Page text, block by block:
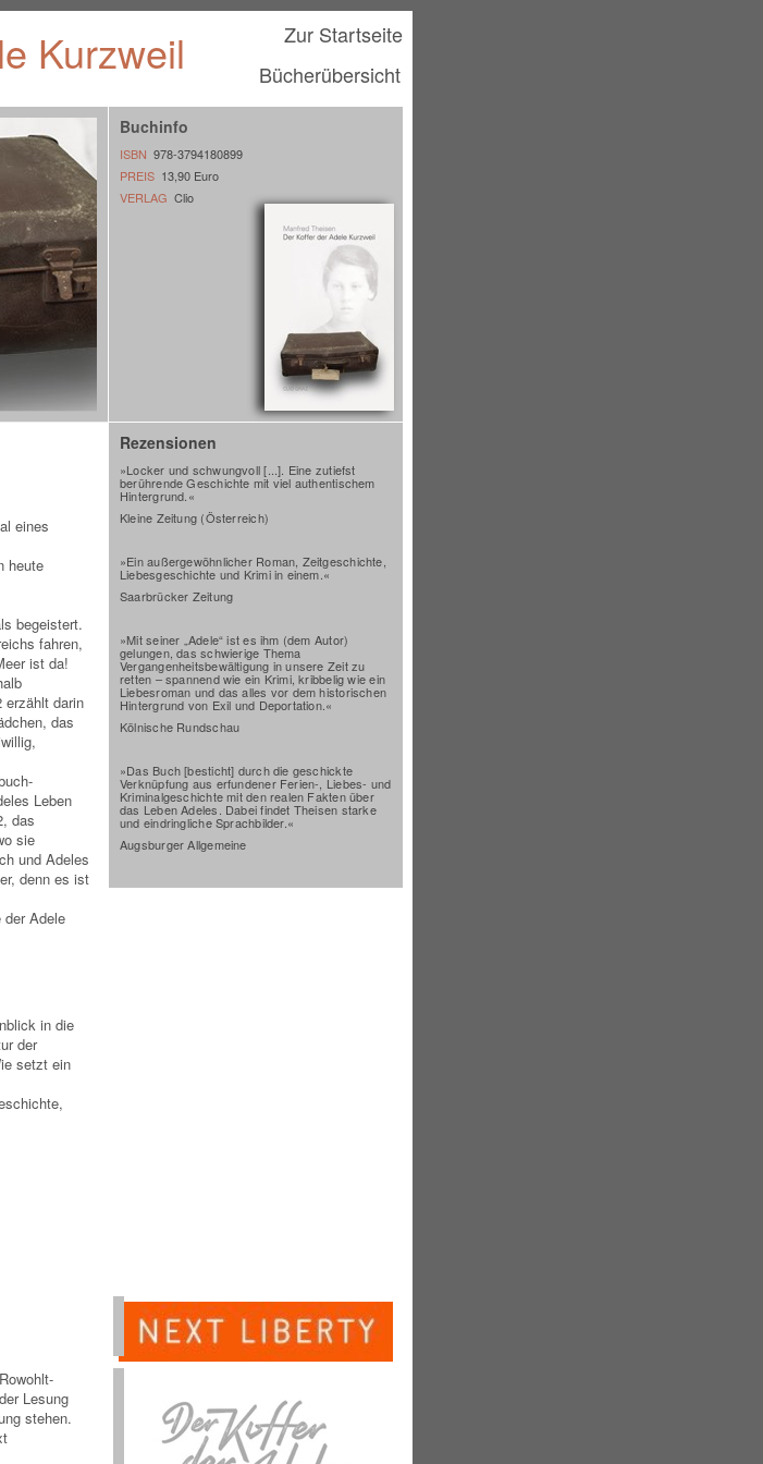
Kurzweil
Zur Startseite
Bücherübersicht
in die
der
setzt ein
Buchinfo
ISBN 978-3794180899
PREIS 13,90 Euro
VERLAG Clio
Rezensionen
»Locker und schwungvoll [...]. Eine zutiefst
berührende Geschichte mit viel authentischem
Hintergrund.«
Kleine Zeitung (Österreich)
»Ein außergewöhnlicher Roman, Zeitgeschichte,
Liebesgeschichte und Krimi in einem.«
Saarbrücker Zeitung
»Mit seiner „Adele“ ist es ihm (dem Autor)
gelungen, das schwierige Thema
Vergangenheitsbewältigung in unsere Zeit zu
retten – spannend wie ein Krimi, kribbelig wie ein
Liebesroman und das alles vor dem historischen
Hintergrund von Exil und Deportation.«
Kölnische Rundschau
»Das Buch [besticht] durch die geschickte
Verknüpfung aus erfundener Ferien-, Liebes- und
Kriminalgeschichte mit den realen Fakten über
das Leben Adeles. Dabei findet Theisen starke
und eindringliche Sprachbilder.«
Augsburger Allgemeine
Lesung
stehen.
eines
heute
begeistert.
fahren,
ist da!
erzählt darin
das
Leben
das
sie
und Adeles
denn es ist
der Adele